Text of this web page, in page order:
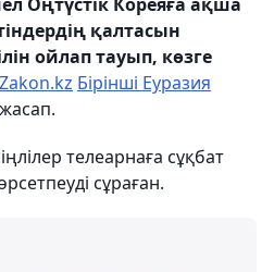
қалтасын
ойлап тауып, көзге
Zakon.kz Бірінші Еуразия
телеарнаға сұқбат
сұраған.